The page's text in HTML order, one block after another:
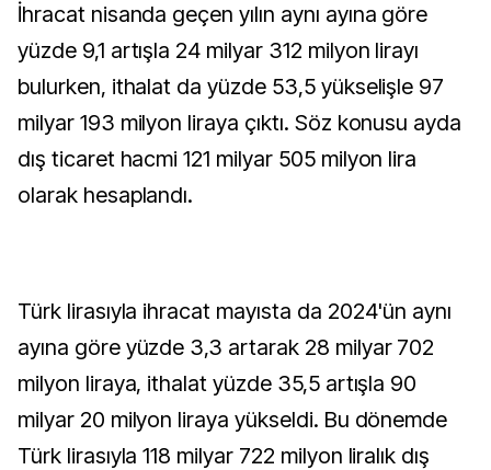
İhracat nisanda geçen yılın aynı ayına göre
yüzde 9,1 artışla 24 milyar 312 milyon lirayı
bulurken, ithalat da yüzde 53,5 yükselişle 97
milyar 193 milyon liraya çıktı. Söz konusu ayda
dış ticaret hacmi 121 milyar 505 milyon lira
olarak hesaplandı.
Türk lirasıyla ihracat mayısta da 2024'ün aynı
ayına göre yüzde 3,3 artarak 28 milyar 702
milyon liraya, ithalat yüzde 35,5 artışla 90
milyar 20 milyon liraya yükseldi. Bu dönemde
Türk lirasıyla 118 milyar 722 milyon liralık dış